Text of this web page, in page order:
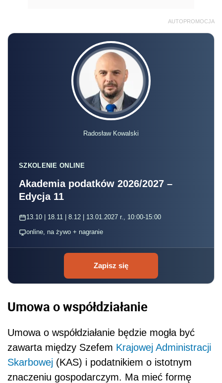
AUTOPROMOCJA
Radosław Kowalski
SZKOLENIE ONLINE
Akademia podatków 2026/2027 –
Edycja 11
13.10 | 18.11 | 8.12 | 13.01.2027 r., 10:00-15:00
online, na żywo + nagranie
Zapisz się
Umowa o współdziałanie
Umowa o współdziałanie będzie mogła być
zawarta między Szefem Krajowej Administracji
Skarbowej (KAS) i podatnikiem o istotnym
znaczeniu gospodarczym. Ma mieć formę